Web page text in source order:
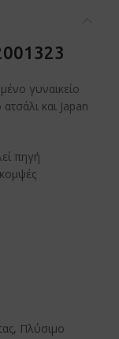
γυναικείο
και Japan
πηγή
Πλύσιμο